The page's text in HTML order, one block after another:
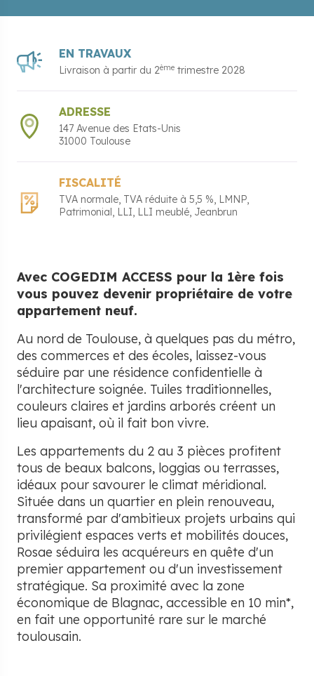
EN TRAVAUX
Livraison à partir du 2ème trimestre 2028
ADRESSE
147 Avenue des Etats-Unis
31000 Toulouse
FISCALITÉ
TVA normale TVA réduite à 5,5 % LMNP
Patrimonial LLI LLI meublé Jeanbrun
Avec COGEDIM ACCESS pour la 1ère fois
vous pouvez devenir propriétaire de votre
appartement neuf.
Au nord de Toulouse, à quelques pas du métro,
des commerces et des écoles, laissez-vous
séduire par une résidence confidentielle à
l'architecture soignée. Tuiles traditionnelles,
couleurs claires et jardins arborés créent un
lieu apaisant, où il fait bon vivre.
Les appartements du 2 au 3 pièces profitent
tous de beaux balcons, loggias ou terrasses,
idéaux pour savourer le climat méridional.
Située dans un quartier en plein renouveau,
transformé par d'ambitieux projets urbains qui
privilégient espaces verts et mobilités douces,
Rosae séduira les acquéreurs en quête d'un
premier appartement ou d'un investissement
stratégique. Sa proximité avec la zone
économique de Blagnac, accessible en 10 min*,
en fait une opportunité rare sur le marché
toulousain.